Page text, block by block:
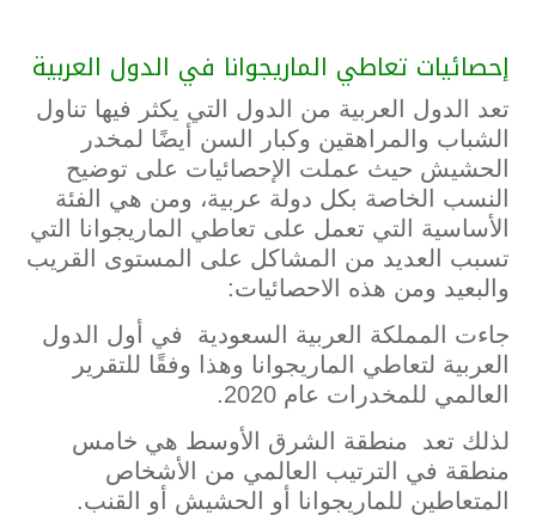
إحصائيات تعاطي الماريجوانا في الدول العربية
تعد الدول العربية من الدول التي يكثر فيها تناول
الشباب والمراهقين وكبار السن أيضًا لمخدر
الحشيش حيث عملت الإحصائيات على توضيح
النسب الخاصة بكل دولة عربية، ومن هي الفئة
الأساسية التي تعمل على تعاطي الماريجوانا التي
تسبب العديد من المشاكل على المستوى القريب
والبعيد ومن هذه الاحصائيات:
جاءت المملكة العربية السعودية في أول الدول
العربية لتعاطي الماريجوانا وهذا وفقًا للتقرير
العالمي للمخدرات عام 2020.
لذلك تعد منطقة الشرق الأوسط هي خامس
منطقة في الترتيب العالمي من الأشخاص
المتعاطين للماريجوانا أو الحشيش أو القنب.